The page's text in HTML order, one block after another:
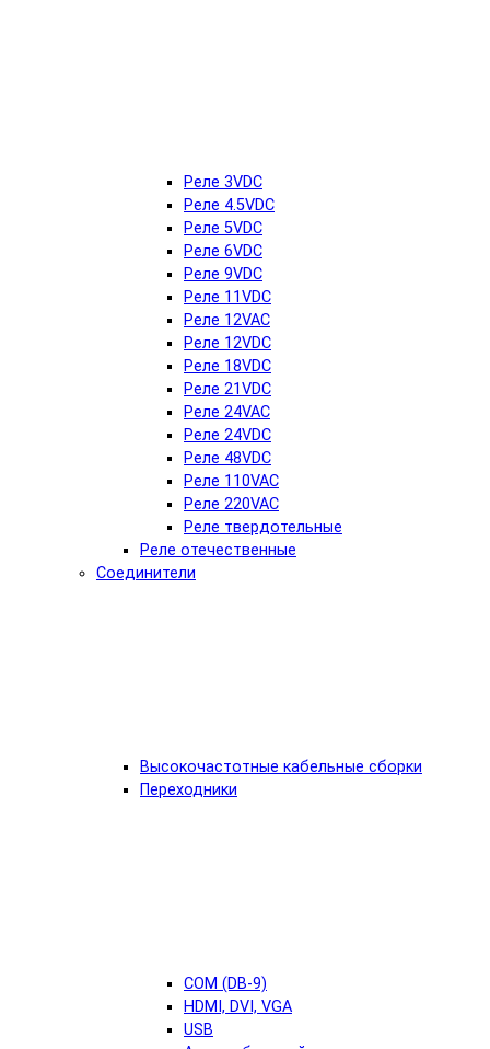
Реле 3VDC
Реле 4.5VDC
Реле 5VDC
Реле 6VDC
Реле 9VDC
Реле 11VDC
Реле 12VAC
Реле 12VDC
Реле 18VDC
Реле 21VDC
Реле 24VAC
Реле 24VDC
Реле 48VDC
Реле 110VAC
Реле 220VAC
Реле твердотельные
Реле отечественные
Соединители
Высокочастотные кабельные сборки
Переходники
COM (DB-9)
HDMI, DVI, VGA
USB